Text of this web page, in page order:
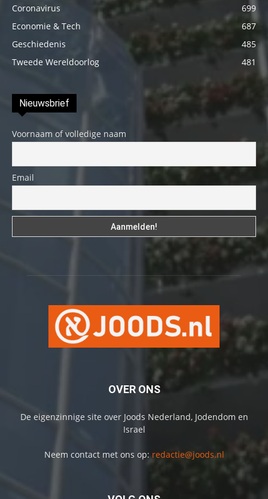
Coronavirus
699
Economie & Tech
687
Geschiedenis
485
Tweede Wereldoorlog
481
Nieuwsbrief
Voornaam of volledige naam
Email
OVER ONS
De eigenzinnige site over Joods Nederland, Jodendom en
Israel
Neem contact met ons op: redactie@joods.nl